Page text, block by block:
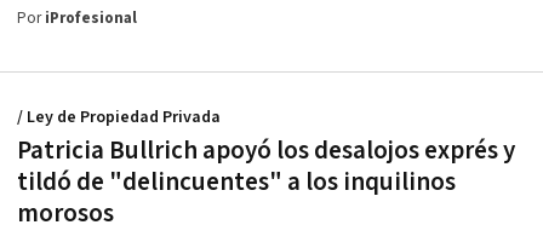
PoriProfesional
Patricia Bullrich apoyó los desalojos exprés y
tildó de "delincuentes" a los inquilinos
morosos
/ Ley de Propiedad Privada